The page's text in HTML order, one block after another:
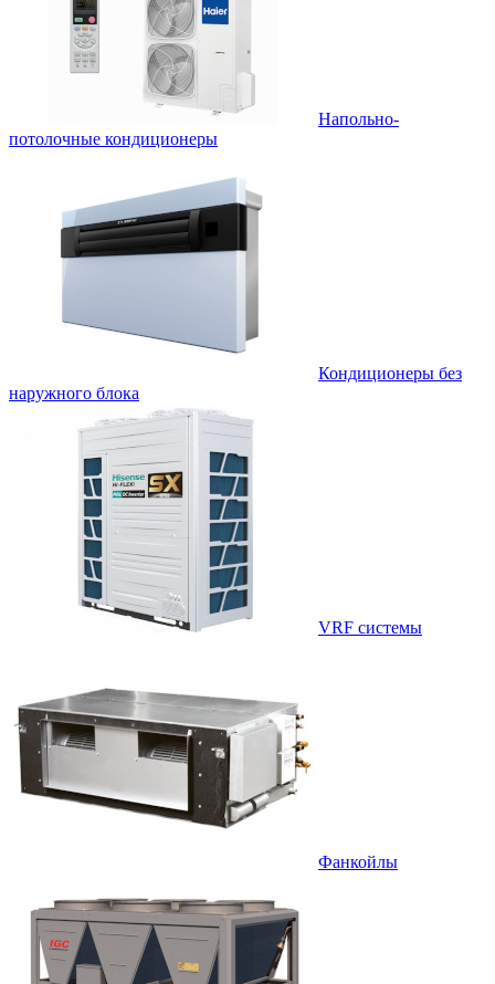
Напольно-
потолочные кондиционеры
Кондиционеры без
наружного блока
VRF системы
Фанкойлы